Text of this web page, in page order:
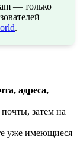
— только
.
адреса,
затем на
уже имеющиеся